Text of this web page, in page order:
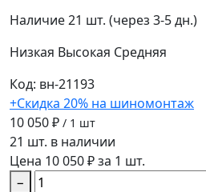
Наличие21 шт. (через 3-5 дн.)
Низкая Высокая Средняя
Код: вн-21193
+Скидка 20% на шиномонтаж
10 050 ₽ / 1 шт
21 шт. в наличии
Цена 10 050 ₽ за 1 шт.
−